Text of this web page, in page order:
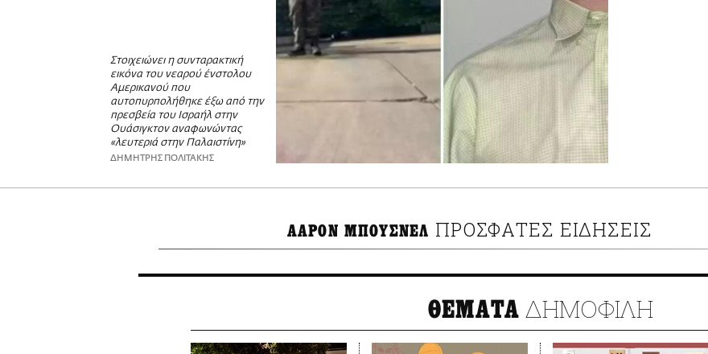
Στοιχειώνει η συνταρακτική
εικόνα του νεαρού ένστολου
Αμερικανού που
αυτοπυρπολήθηκε έξω από την
πρεσβεία του Ισραήλ στην
Ουάσιγκτον αναφωνώντας
«λευτεριά στην Παλαιστίνη»
ΔΗΜΗΤΡΗΣ ΠΟΛΙΤΑΚΗΣ
ΑΑΡΟΝ ΜΠΟΥΣΝΕΛ ΠΡΟΣΦΑΤΕΣ ΕΙΔΗΣΕΙΣ
ΘΕΜΑΤΑ ΔΗΜΟΦΙΛΗ